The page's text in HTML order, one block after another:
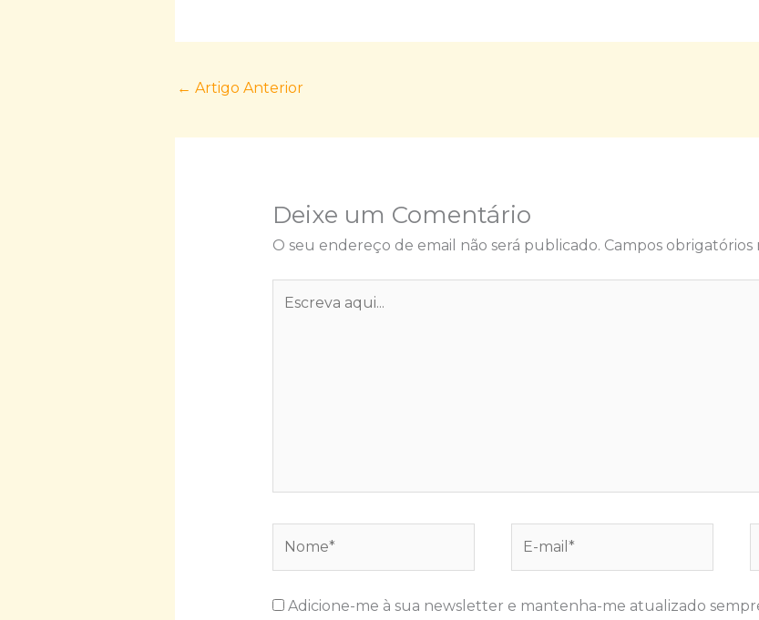
← Artigo Anterior
Deixe um Comentário
O seu endereço de email não será publicado. Campos obrigatórios
aqui...
mail*
Adicione-me à sua newsletter e mantenha-me atualizado